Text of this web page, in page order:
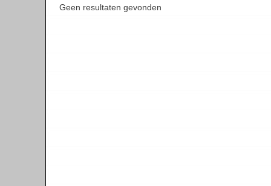
Geen resultaten gevonden